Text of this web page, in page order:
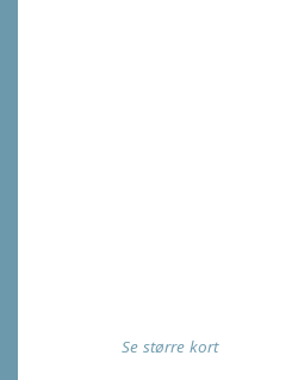
Se større kort